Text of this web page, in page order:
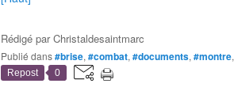
Rédigé parChristaldesaintmarc
Publié dans#brise, #combat, #documents, #montre,
Repost 0